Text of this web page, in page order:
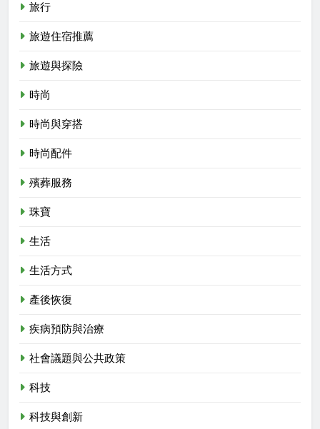
旅行
旅遊住宿推薦
旅遊與探險
時尚
時尚與穿搭
時尚配件
殯葬服務
珠寶
生活
生活方式
產後恢復
疾病預防與治療
社會議題與公共政策
科技
科技與創新